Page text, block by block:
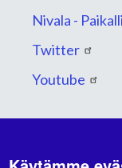
Nivala -
Twitter
Youtube